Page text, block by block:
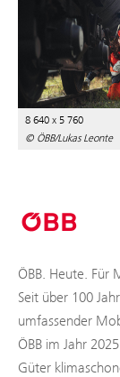
8 640 x 5 760
© ÖBB/Lukas Leonte
ÖBB. Heute. Für
Seit über 100
umfassender
ÖBB im Jahr
Güter